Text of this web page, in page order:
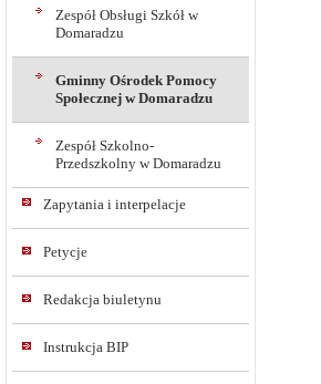
Zespół Obsługi Szkół w
Domaradzu
Gminny Ośrodek Pomocy
Społecznej w Domaradzu
Zespół Szkolno-
Przedszkolny w Domaradzu
Zapytania i interpelacje
Petycje
Redakcja biuletynu
Instrukcja BIP